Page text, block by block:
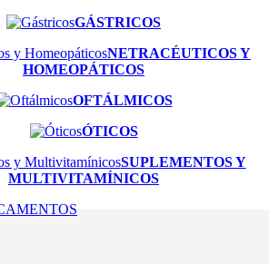
GÁSTRICOS
NETRACÉUTICOS Y
HOMEOPÁTICOS
OFTÁLMICOS
ÓTICOS
SUPLEMENTOS Y
MULTIVITAMÍNICOS